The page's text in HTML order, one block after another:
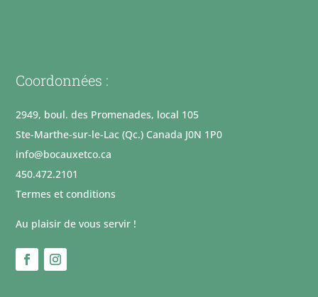
Coordonnées :
2949, boul. des Promenades, local 105
Ste-Marthe-sur-le-Lac (Qc.) Canada J0N 1P0
info@bocauxetco.ca
450.472.2101
Termes et conditions
Au plaisir de vous servir !